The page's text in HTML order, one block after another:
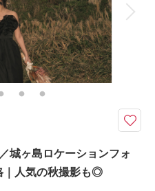
挙式
レンタル ペットと撮影
むもの
チ済）・ヘアメイク・撮影アテン
ブートニアレンタル・ベールレンタ
と月3組までの特別価格 ￥121,000
タッチ済）
城ヶ島ロケーションフォ
｜人気の秋撮影も◎